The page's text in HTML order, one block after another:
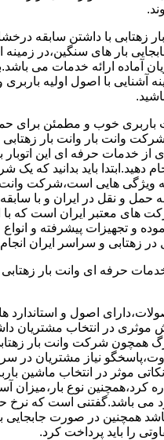
زهتابی با داشتن سابقه
بار های سنگین،در زمینه
آماده ارائه خدمات می
آشنایی با اصول اولیه باربری
باربری خوب و مطمئن برای
وانت بار وانت بار زهتابی
از خدمات حرفه ای این اتوبار
دهید.ابتدا باید بدانید که
ویژگی هایی است،شرکت وانت
حمل و نقل در ایران و با سابقه
های معتبر ایران است که با
و تجهیزات پیشرفته و
زهتابی و سراسر ایران
حرفه ای وانت بار زهتابی
اصول و استاندارد
موثری در انتخاب مشتریان
همچون شرکت وانت بار
نیاز مشتریان در
موثر در انتخاب ماشین
کرد،همچنین نوع بار،میزان
می باشد.گفتنی است که نرخ
همچنین در صورت جابجایی
را باید پرداخت کرد.